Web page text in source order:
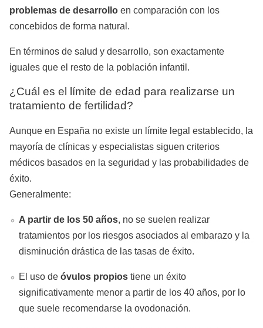
problemas de desarrollo en comparación con los
concebidos de forma natural.
En términos de salud y desarrollo, son exactamente
iguales que el resto de la población infantil.
¿Cuál es el límite de edad para realizarse un
tratamiento de fertilidad?
Aunque en España no existe un límite legal establecido, la
mayoría de clínicas y especialistas siguen criterios
médicos basados en la seguridad y las probabilidades de
éxito.
Generalmente:
A partir de los 50 años, no se suelen realizar
tratamientos por los riesgos asociados al embarazo y la
disminución drástica de las tasas de éxito.
El uso de óvulos propios tiene un éxito
significativamente menor a partir de los 40 años, por lo
que suele recomendarse la ovodonación.